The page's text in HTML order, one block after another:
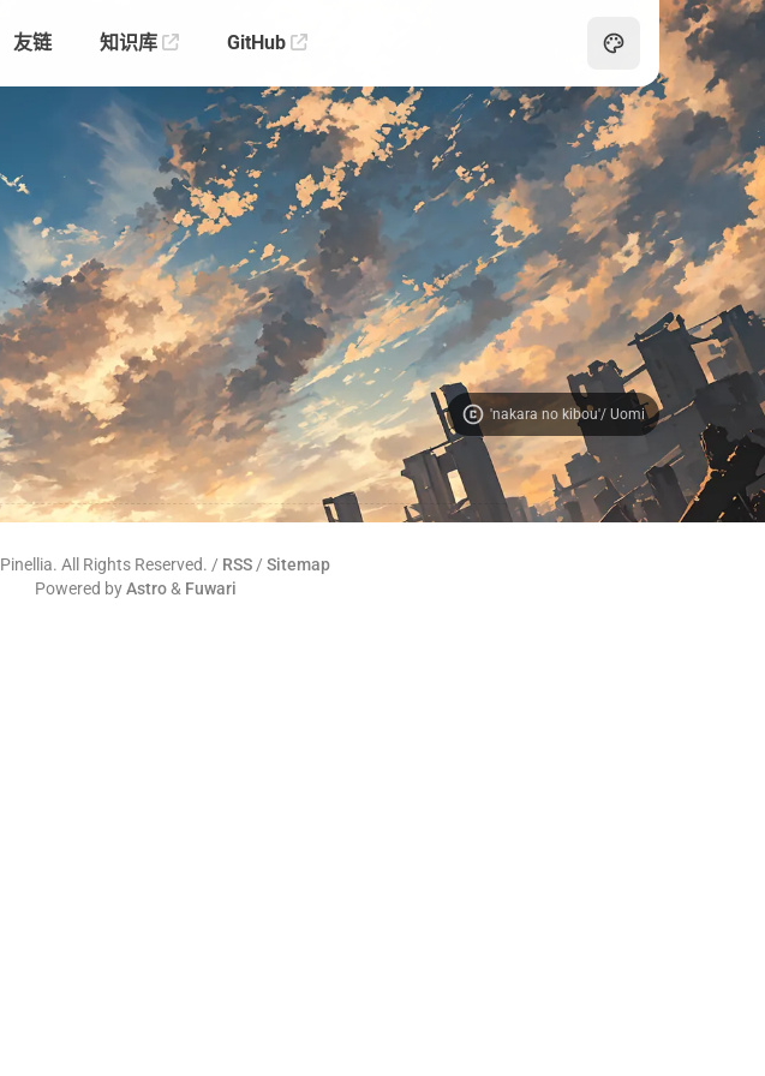
友链 知识库 GitHub
'nakara no kibou'/ Uomi
Pinellia. All Rights Reserved. / RSS / Sitemap
Powered byAstro& Fuwari